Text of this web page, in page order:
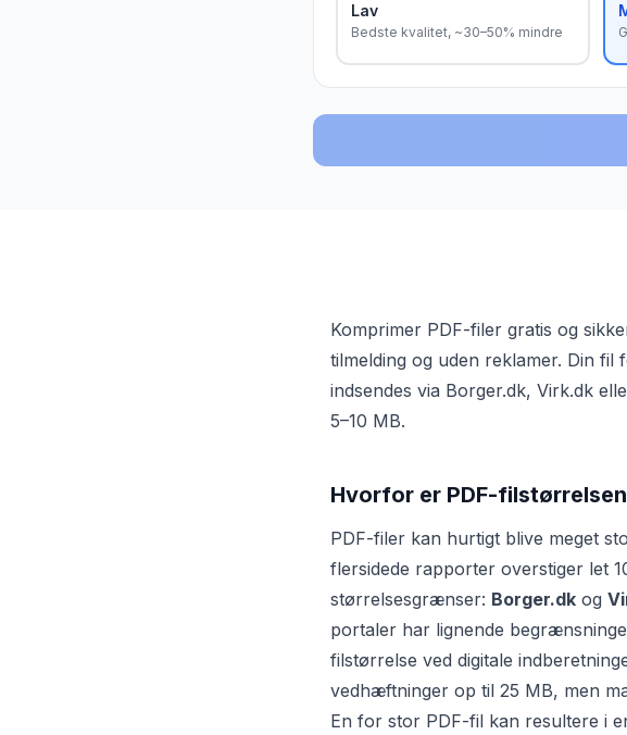
Lav
Bedste kvalitet, ~30–50% mindre
Komprimer PDF-filer gratis og
tilmelding og uden reklamer. Din
indsendes via Borger.dk, Virk.dk
5–10 MB.
Hvorfor er PDF-
PDF-filer kan hurtigt blive meget
flersidede rapporter overstiger let
størrelsesgrænser: Borger.dk og
portaler har lignende
filstørrelse ved digitale
vedhæftninger op til 25 MB, men
En for stor PDF-fil kan resultere i